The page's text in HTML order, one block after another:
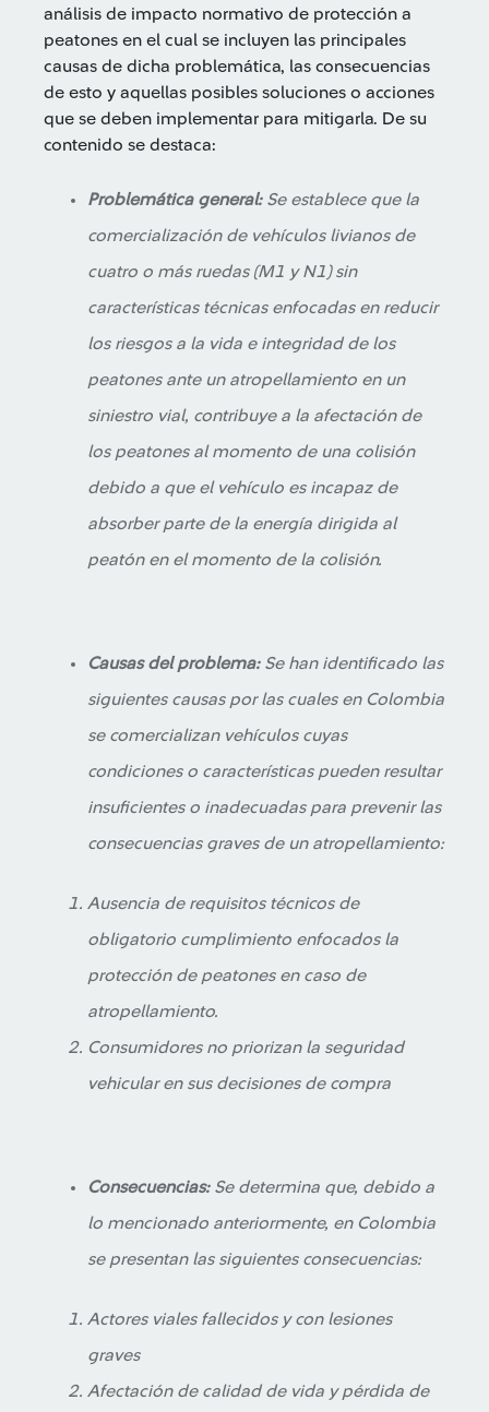
análisis de impacto normativo de protección a
peatones en el cual se incluyen las principales
causas de dicha problemática, las consecuencias
de esto y aquellas posibles soluciones o acciones
que se deben implementar para mitigarla. De su
contenido se destaca:
Problemática general:Se establece que la
comercialización de vehículos livianos de
cuatro o más ruedas (M1 y N1) sin
características técnicas enfocadas en reducir
los riesgos a la vida e integridad de los
peatones ante un atropellamiento en un
siniestro vial, contribuye a la afectación de
los peatones al momento de una colisión
debido a que el vehículo es incapaz de
absorber parte de la energía dirigida al
peatón en el momento de la colisión.
Causas del problema:Se han identificado las
siguientes causas por las cuales en Colombia
se comercializan vehículos cuyas
condiciones o características pueden resultar
insuficientes o inadecuadas para prevenir las
consecuencias graves de un atropellamiento:
Ausencia de requisitos técnicos de
obligatorio cumplimiento enfocados la
protección de peatones en caso de
atropellamiento.
Consumidores no priorizan la seguridad
vehicular en sus decisiones de compra
Consecuencias:Se determina que, debido a
lo mencionado anteriormente, en Colombia
se presentan las siguientes consecuencias:
Actores viales fallecidos y con lesiones
graves
Afectación de calidad de vida y pérdida de